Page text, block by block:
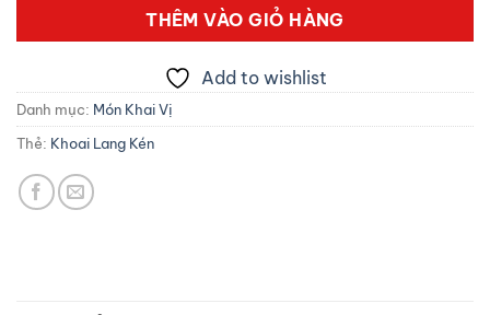
THÊM VÀO GIỎ HÀNG
Add to wishlist
Danh mục: Món Khai Vị
Thẻ: Khoai Lang Kén